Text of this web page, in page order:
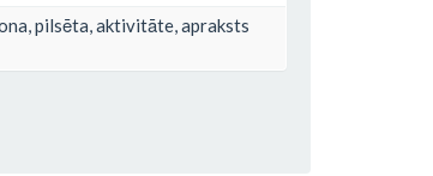
pilsēta, aktivitāte, apraksts